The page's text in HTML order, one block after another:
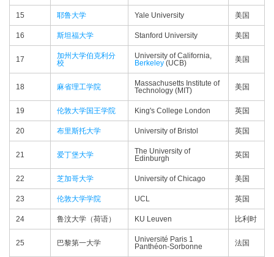
15 耶鲁大学 Yale University 美国
16 斯坦福大学 Stanford University 美国
17
加州大学伯克利分
校
University of California,
Berkeley (UCB) 美国
18 麻省理工学院
Massachusetts Institute of
Technology (MIT)
美国
19 伦敦大学国王学院 King's College London 英国
20 布里斯托大学 University of Bristol 英国
21 爱丁堡大学
The University of
Edinburgh
英国
22 芝加哥大学 University of Chicago 美国
23 伦敦大学学院 UCL 英国
24 鲁汶大学（荷语） KU Leuven 比利时
25 巴黎第一大学
Université Paris 1
Panthéon-Sorbonne
法国